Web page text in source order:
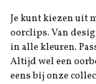
Je kunt kiezen uit
oorclips. Van
in alle kleuren.
Altijd wel een
eens bij onze